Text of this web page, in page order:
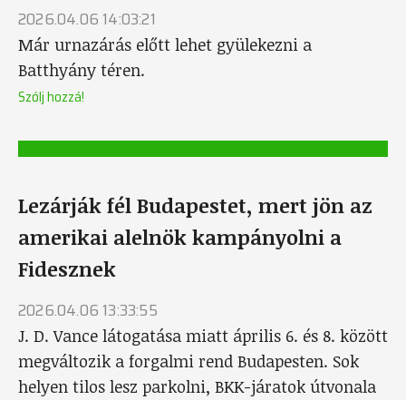
2026.04.06 14:03:21
Már urnazárás előtt lehet gyülekezni a
Batthyány téren.
Szólj hozzá!
Lezárják fél Budapestet, mert jön az
amerikai alelnök kampányolni a
Fidesznek
2026.04.06 13:33:55
J. D. Vance látogatása miatt április 6. és 8. között
megváltozik a forgalmi rend Budapesten. Sok
helyen tilos lesz parkolni, BKK-járatok útvonala